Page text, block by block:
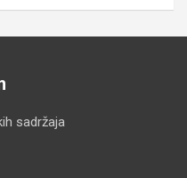
sadržaja